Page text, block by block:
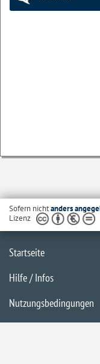
Sofern nichtanders
Lizenz
Startseite
Hilfe / Infos
Nutzungsbedingungen